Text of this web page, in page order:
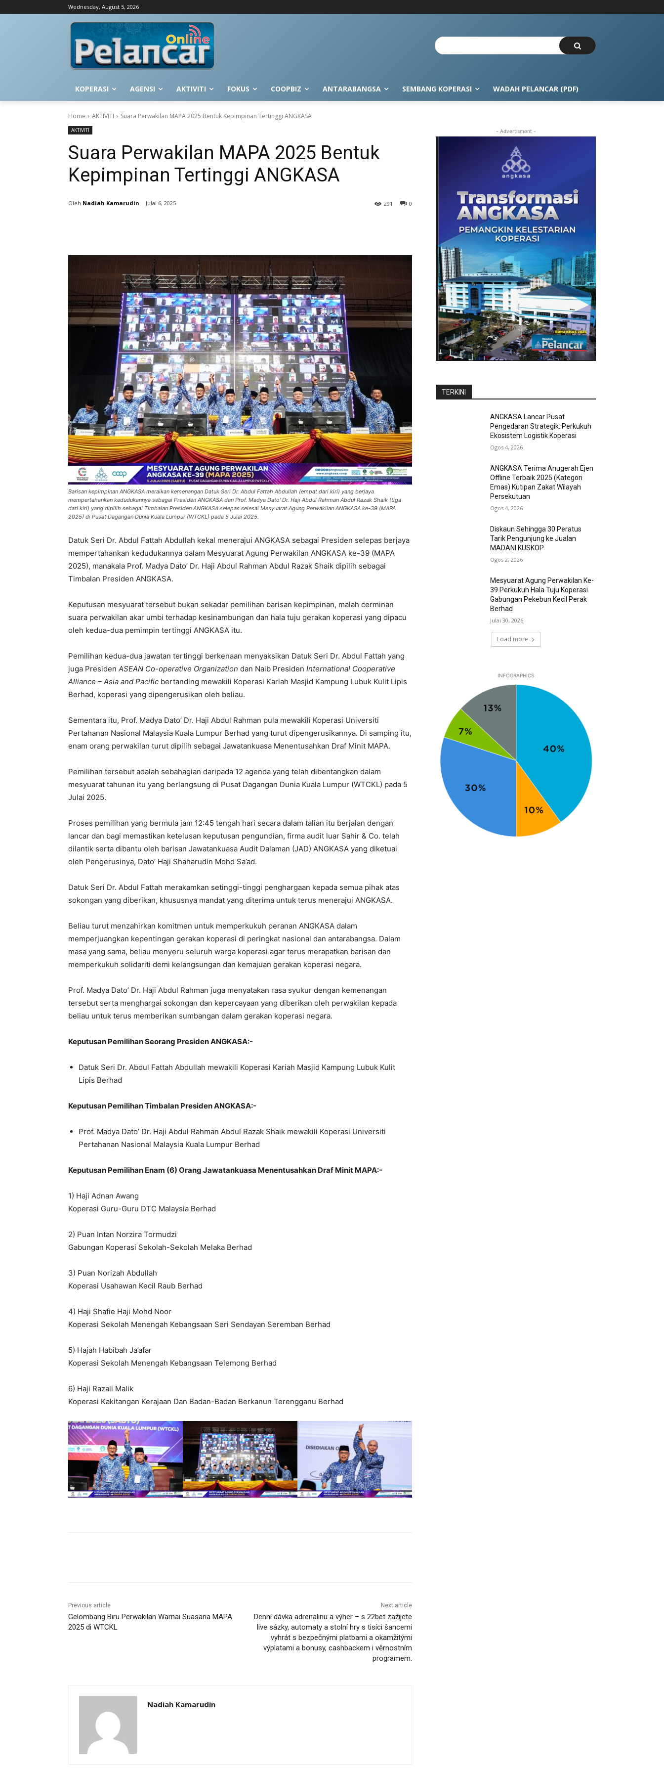
Wednesday, August 5, 2026
KOPERASI AGENSI AKTIVITI FOKUS COOPBIZ ANTARABANGSA SEMBANG KOPERASI WADAH PELANCAR (PDF)
Home AKTIVITI Suara Perwakilan MAPA 2025 Bentuk Kepimpinan Tertinggi ANGKASA
AKTIVITI
Suara Perwakilan MAPA 2025 Bentuk
Kepimpinan Tertinggi ANGKASA
Nadiah Kamarudin Julai 6, 2025 0
291
Barisan kepimpinan ANGKASA meraikan kemenangan Datuk Seri Dr. Abdul Fattah Abdullah (empat dari kiri) yang berjaya
mempertahankan kedudukannya sebagai Presiden ANGKASA dan Prof. Madya Dato' Dr. Haji Abdul Rahman Abdul Razak Shaik (tiga
dari kiri) yang dipilih sebagai Timbalan Presiden ANGKASA selepas selesai Mesyuarat Agung Perwakilan ANGKASA ke-39 (MAPA
2025) di Pusat Dagangan Dunia Kuala Lumpur (WTCKL) pada 5 Julai 2025.
Datuk Seri Dr. Abdul Fattah Abdullah kekal menerajui ANGKASA sebagai Presiden selepas berjaya
mempertahankan kedudukannya dalam Mesyuarat Agung Perwakilan ANGKASA ke-39 (MAPA
2025), manakala Prof. Madya Dato’ Dr. Haji Abdul Rahman Abdul Razak Shaik dipilih sebagai
Timbalan Presiden ANGKASA.
Keputusan mesyuarat tersebut bukan sekadar pemilihan barisan kepimpinan, malah cerminan
suara perwakilan akar umbi terhadap kesinambungan dan hala tuju gerakan koperasi yang dipacu
oleh kedua-dua pemimpin tertinggi ANGKASA itu.
Pemilihan kedua-dua jawatan tertinggi berkenaan menyaksikan Datuk Seri Dr. Abdul Fattah yang
juga Presiden ASEAN Co-operative Organization dan Naib Presiden International Cooperative
Alliance – Asia and Pacific bertanding mewakili Koperasi Kariah Masjid Kampung Lubuk Kulit Lipis
Berhad, koperasi yang dipengerusikan oleh beliau.
Sementara itu, Prof. Madya Dato’ Dr. Haji Abdul Rahman pula mewakili Koperasi Universiti
Pertahanan Nasional Malaysia Kuala Lumpur Berhad yang turut dipengerusikannya. Di samping itu,
enam orang perwakilan turut dipilih sebagai Jawatankuasa Menentusahkan Draf Minit MAPA.
Pemilihan tersebut adalah sebahagian daripada 12 agenda yang telah dibentangkan dalam
mesyuarat tahunan itu yang berlangsung di Pusat Dagangan Dunia Kuala Lumpur (WTCKL) pada 5
Julai 2025.
Proses pemilihan yang bermula jam 12:45 tengah hari secara dalam talian itu berjalan dengan
lancar dan bagi memastikan ketelusan keputusan pengundian, firma audit luar Sahir & Co. telah
dilantik serta dibantu oleh barisan Jawatankuasa Audit Dalaman (JAD) ANGKASA yang diketuai
oleh Pengerusinya, Dato’ Haji Shaharudin Mohd Sa’ad.
Datuk Seri Dr. Abdul Fattah merakamkan setinggi-tinggi penghargaan kepada semua pihak atas
sokongan yang diberikan, khususnya mandat yang diterima untuk terus menerajui ANGKASA.
Beliau turut menzahirkan komitmen untuk memperkukuh peranan ANGKASA dalam
memperjuangkan kepentingan gerakan koperasi di peringkat nasional dan antarabangsa. Dalam
masa yang sama, beliau menyeru seluruh warga koperasi agar terus merapatkan barisan dan
memperkukuh solidariti demi kelangsungan dan kemajuan gerakan koperasi negara.
Prof. Madya Dato’ Dr. Haji Abdul Rahman juga menyatakan rasa syukur dengan kemenangan
tersebut serta menghargai sokongan dan kepercayaan yang diberikan oleh perwakilan kepada
beliau untuk terus memberikan sumbangan dalam gerakan koperasi negara.
Keputusan Pemilihan Seorang Presiden ANGKASA:-
Datuk Seri Dr. Abdul Fattah Abdullah mewakili Koperasi Kariah Masjid Kampung Lubuk Kulit
Lipis Berhad
Keputusan Pemilihan Timbalan Presiden ANGKASA:-
Prof. Madya Dato’ Dr. Haji Abdul Rahman Abdul Razak Shaik mewakili Koperasi Universiti
Pertahanan Nasional Malaysia Kuala Lumpur Berhad
Keputusan Pemilihan Enam (6) Orang Jawatankuasa Menentusahkan Draf Minit MAPA:-
1) Haji Adnan Awang
Koperasi Guru-Guru DTC Malaysia Berhad
2) Puan Intan Norzira Tormudzi
Gabungan Koperasi Sekolah-Sekolah Melaka Berhad
3) Puan Norizah Abdullah
Koperasi Usahawan Kecil Raub Berhad
4) Haji Shafie Haji Mohd Noor
Koperasi Sekolah Menengah Kebangsaan Seri Sendayan Seremban Berhad
5) Hajah Habibah Ja’afar
Koperasi Sekolah Menengah Kebangsaan Telemong Berhad
6) Haji Razali Malik
Koperasi Kakitangan Kerajaan Dan Badan-Badan Berkanun Terengganu Berhad
Previous article
Gelombang Biru Perwakilan Warnai Suasana MAPA
2025 di WTCKL
Next article
Denní dávka adrenalinu a výher – s 22bet zažijete
live sázky, automaty a stolní hry s tisíci šancemi
vyhrát s bezpečnými platbami a okamžitými
výplatami a bonusy, cashbackem i věrnostním
programem.
Nadiah Kamarudin
- Advertisment -
TERKINI
ANGKASA Lancar Pusat
Pengedaran Strategik: Perkukuh
Ekosistem Logistik Koperasi
Ogos 4, 2026
ANGKASA Terima Anugerah Ejen
Offline Terbaik 2025 (Kategori
Emas) Kutipan Zakat Wilayah
Persekutuan
Ogos 4, 2026
Diskaun Sehingga 30 Peratus
Tarik Pengunjung ke Jualan
MADANI KUSKOP
Ogos 2, 2026
Mesyuarat Agung Perwakilan Ke-
39 Perkukuh Hala Tuju Koperasi
Gabungan Pekebun Kecil Perak
Berhad
Julai 30, 2026
Load more
INFOGRAPHICS